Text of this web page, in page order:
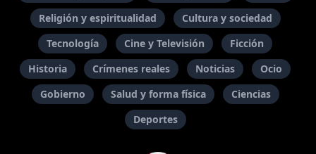
Religión y espiritualidad
Cultura y sociedad
Tecnología
Cine y Televisión
Ficción
Historia
Crímenes reales Noticias
Ocio
Gobierno
Salud y forma física
Ciencias
Deportes